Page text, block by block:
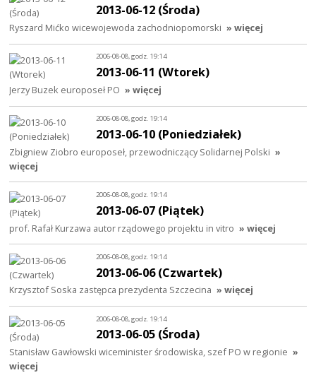
2013-06-12 (Środa)
Ryszard Mićko wicewojewoda zachodniopomorski » więcej
2006-08-08, godz. 19:14
2013-06-11 (Wtorek)
Jerzy Buzek europoseł PO » więcej
2006-08-08, godz. 19:14
2013-06-10 (Poniedziałek)
Zbigniew Ziobro europoseł, przewodniczący Solidarnej Polski »
więcej
2006-08-08, godz. 19:14
2013-06-07 (Piątek)
prof. Rafał Kurzawa autor rządowego projektu in vitro » więcej
2006-08-08, godz. 19:14
2013-06-06 (Czwartek)
Krzysztof Soska zastępca prezydenta Szczecina » więcej
2006-08-08, godz. 19:14
2013-06-05 (Środa)
Stanisław Gawłowski wiceminister środowiska, szef PO w regionie »
więcej